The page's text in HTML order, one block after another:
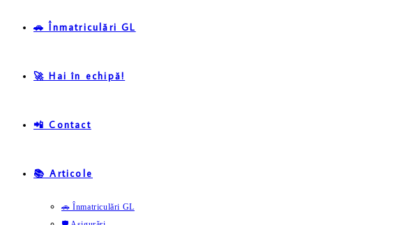
🚗 Înmatriculări GL
🚀 Hai în echipă!
📲 Contact
📚 Articole
🚗 Înmatriculări GL